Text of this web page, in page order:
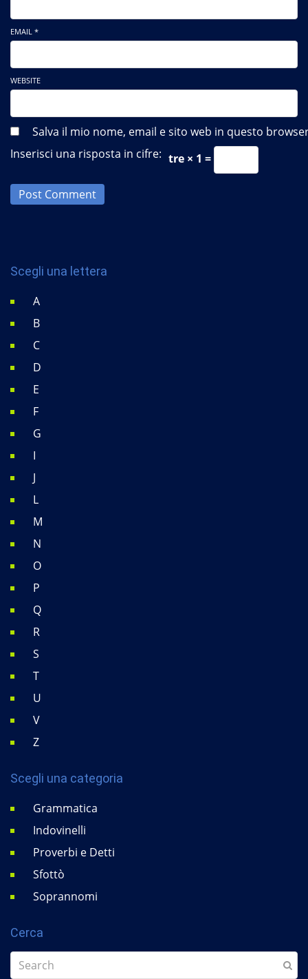
EMAIL *
WEBSITE
Salva il mio nome, email e sito web in questo
Inserisci una risposta in cifre: tre × 1 =
Post Comment
Scegli una lettera
A
B
C
D
E
F
G
I
J
L
M
N
O
P
Q
R
S
T
U
V
Z
Scegli una categoria
Grammatica
Indovinelli
Proverbi e Detti
Sfottò
Soprannomi
Cerca